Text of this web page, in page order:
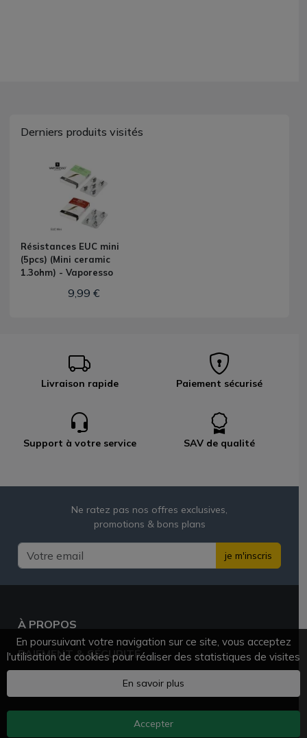
Derniers produits visités
Résistances EUC mini
(5pcs) (Mini ceramic
1.3ohm) - Vaporesso
9,99 €
Livraison rapide Paiement sécurisé
Support à votre service SAV de qualité
Ne ratez pas nos offres exclusives,
promotions & bons plans
je m'inscris
À PROPOS
PAIEMENT & SÉCURITÉ
© 2025 - 2026 Tous droits réservés
En poursuivant votre navigation sur ce site, vous acceptez
l'utilisation de cookies pour réaliser des statistiques de visites
En savoir plus
Accepter